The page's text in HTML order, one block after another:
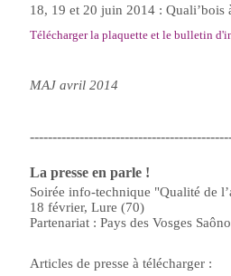
18, 19 et 20 juin 2014 : Quali’bois
Télécharger la plaquette et le bulletin
MAJ avril 2014
La presse en parle !
Soirée info-technique "Qualité de
18 février, Lure (70)
Partenariat : Pays des Vosges
Articles de presse à télécharger :